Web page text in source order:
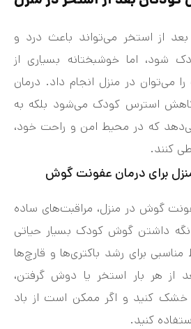
از استخر می‌تواند باعث درد و
شود، اما خوشبختانه بسیاری از
می‌توان در منزل انجام داد. درمان
کاهش استرس کودک می‌شود بلکه به
می‌دهد که در محیط امن و راحت خود،
کنند.
برای درمان عفونت گوش
گوش در منزل، مراقبت‌های ساده
داشتن گوش کودک بسیار حیاتی
برای رشد باکتری‌ها و قارچ‌ها
از هر بار استخر یا دوش گرفتن،
خشک کنید و اگر ممکن است از باد
کنید.